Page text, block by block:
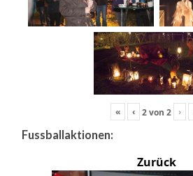
« ‹ 2von 2 ›
Fussballaktionen:
Zurück